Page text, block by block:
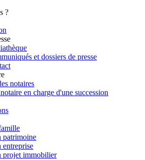
?
et dossiers de presse
notaires
en charge d'une succession
patrimoine
entreprise
projet immobilier